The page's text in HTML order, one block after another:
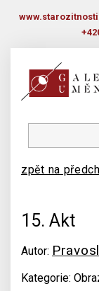
zpět na
15. Akt
Autor:
Kategorie: